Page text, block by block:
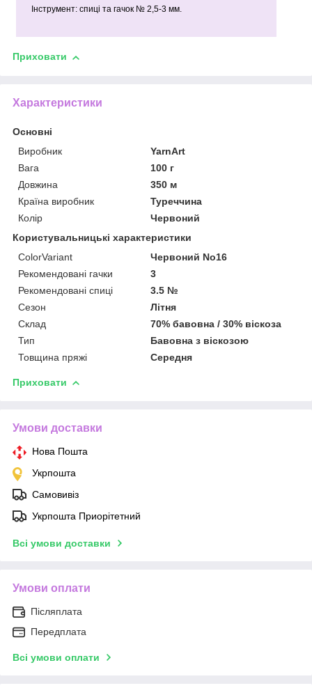
Інструмент: спиці та гачок № 2,5-3 мм.
Приховати
Характеристики
Основні
Виробник
YarnArt
Вага
100 г
Довжина
350 м
Країна виробник
Туреччина
Колір
Червоний
Користувальницькі характеристики
ColorVariant
Червоний No16
Рекомендовані гачки
3
Рекомендовані спиці
3.5 №
Сезон
Літня
Склад
70% бавовна / 30% віскоза
Тип
Бавовна з віскозою
Товщина пряжі
Середня
Приховати
Умови доставки
Нова Пошта
Укрпошта
Самовивіз
Укрпошта Приорітетний
Всі умови доставки
Умови оплати
Післяплата
Передплата
Всі умови оплати